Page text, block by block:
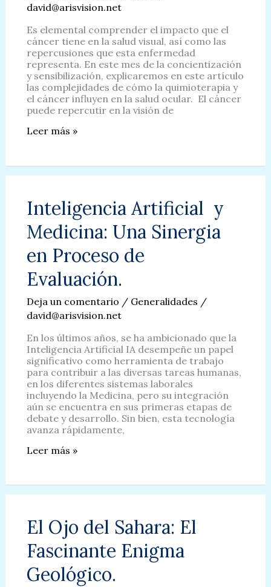
david@arisvision.net
Es elemental comprender el impacto que el
cáncer tiene en la salud visual, así como las
repercusiones que esta enfermedad
representa. En este mes de la concientización
y sensibilización, explicaremos en este artículo
las complejidades de cómo la quimioterapia y
el cáncer influyen en la salud ocular. El cáncer
puede repercutir en la visión de
Salud
Pacientes
Oncológicos:
de
Quimioterapia.
Leer más »
Inteligencia Artificial y
Medicina: Una Sinergia
en Proceso de
Evaluación.
Deja un comentario / Generalidades /
david@arisvision.net
En los últimos años, se ha ambicionado que la
Inteligencia Artificial IA desempeñe un papel
significativo como herramienta de trabajo
para contribuir a las diversas tareas humanas,
en los diferentes sistemas laborales
incluyendo la Medicina, pero su integración
aún se encuentra en sus primeras etapas de
debate y desarrollo. Sin bien, esta tecnología
avanza rápidamente,
Inteligencia
Medicina:
Una
en
Proceso
de
Evaluación.
Leer más »
El Ojo del Sahara: El
Fascinante Enigma
Geológico.